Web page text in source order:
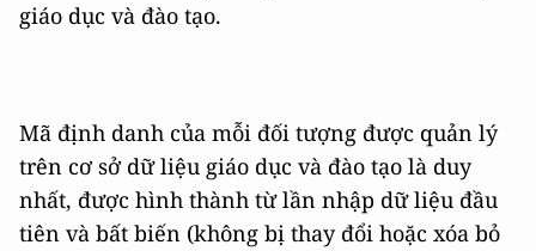
giáo dục và đào tạo.
Mã định danh của mỗi đối tượng được quản lý
trên cơ sở dữ liệu giáo dục và đào tạo là duy
nhất, được hình thành từ lần nhập dữ liệu đầu
tiên và bất biến (không bị thay đổi hoặc xóa bỏ